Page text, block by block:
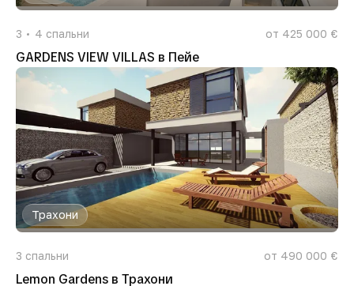
3 4 спальни от 425 000 €
GARDENS VIEW VILLAS в Пейе
Трахони
3 спальни от 490 000 €
Lemon Gardens в Трахони